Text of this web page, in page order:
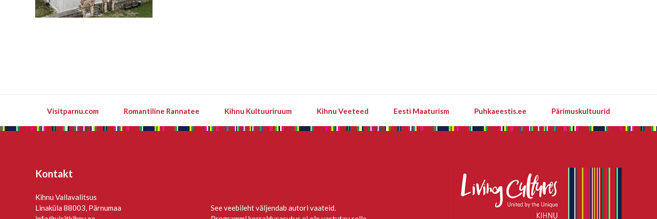
Visitparnu.com Romantiline Rannatee Kihnu Kultuuriruum Kihnu Veeteed Eesti Maaturism Puhkaeestis.ee Pärimuskultuurid
Kontakt
Kihnu Vallavalitsus
Linaküla 88003, Pärnumaa
See veebileht väljendab autori vaateid.